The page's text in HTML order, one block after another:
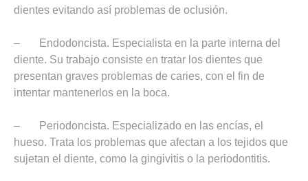
dientes evitando así problemas de oclusión.
– Endodoncista. Especialista en la parte interna del
diente. Su trabajo consiste en tratar los dientes que
presentan graves problemas de caries, con el fin de
intentar mantenerlos en la boca.
– Periodoncista. Especializado en las encías, el
hueso. Trata los problemas que afectan a los tejidos que
sujetan el diente, como la gingivitis o la periodontitis.